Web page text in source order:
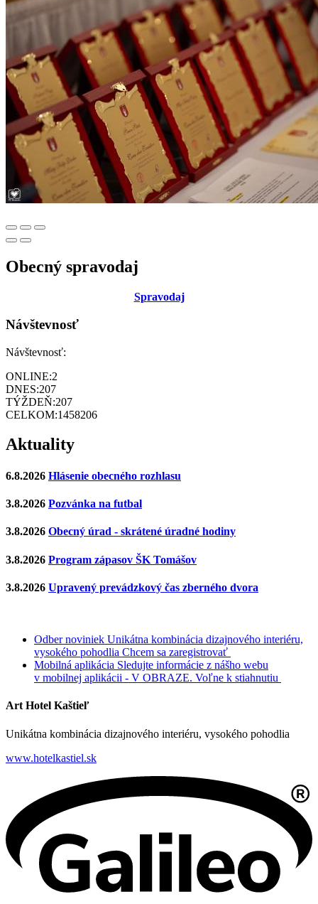
Obecný spravodaj
Spravodaj
Návštevnosť
Návštevnosť:
ONLINE:2
DNES:207
TÝŽDEŇ:207
CELKOM:1458206
Aktuality
6.8.2026 Hlásenie obecného rozhlasu
3.8.2026 Pozvánka na futbal
3.8.2026 Obecný úrad - skrátené úradné hodiny
3.8.2026 Program zápasov ŠK Tomášov
3.8.2026 Upravený prevádzkový čas zberného dvora
Odber noviniek Unikátna kombinácia dizajnového interiéru,
vysokého pohodlia Chcem sa zaregistrovať
Mobilná aplikácia Sledujte informácie z nášho webu
v mobilnej aplikácii - V OBRAZE. Voľne k stiahnutiu
Art Hotel Kaštieľ
Unikátna kombinácia dizajnového interiéru, vysokého pohodlia
www.hotelkastiel.sk